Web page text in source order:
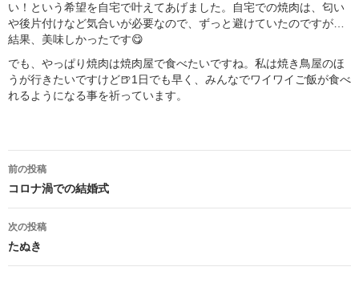
い！という希望を自宅で叶えてあげました。自宅での焼肉は、匂い
や後片付けなど気合いが必要なので、ずっと避けていたのですが…
結果、美味しかったです😋
でも、やっぱり焼肉は焼肉屋で食べたいですね。私は焼き鳥屋のほ
うが行きたいですけど🍺1日でも早く、みんなでワイワイご飯が食べ
れるようになる事を祈っています。
投
稿
ナ
ビ
前の投稿
コロナ渦での結婚式
次の投稿
たぬき